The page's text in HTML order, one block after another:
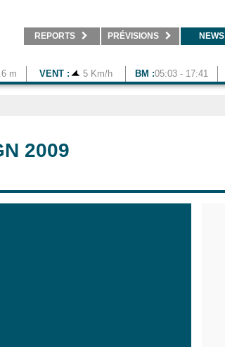
REPORTS PRÉVISIONS NEWS
m VENT : 5 Km/h BM :05:03 - 17:41
2009